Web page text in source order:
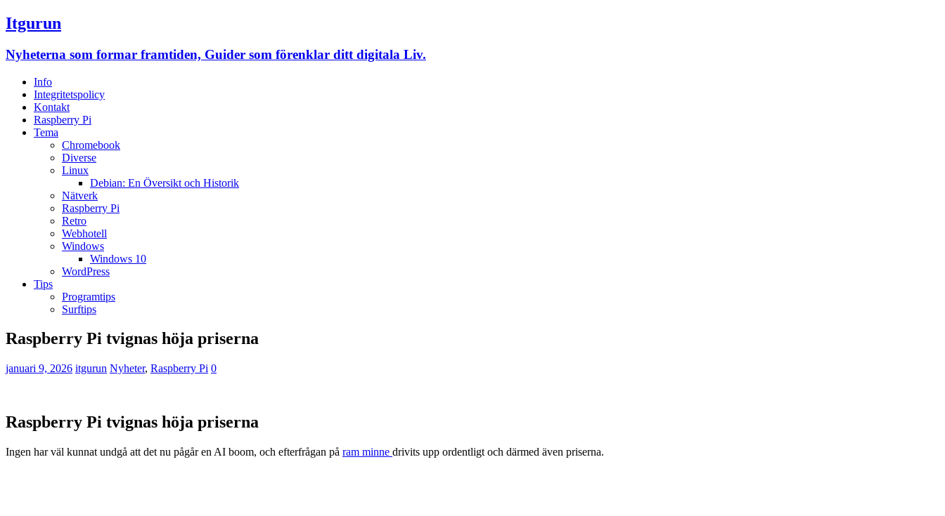
Itgurun
Nyheterna som formar framtiden, Guider som förenklar ditt digitala Liv.
Info
Integritetspolicy
Kontakt
Raspberry Pi
Tema
Chromebook
Diverse
Linux
Debian: En Översikt och Historik
Nätverk
Raspberry Pi
Retro
Webhotell
Windows
Windows 10
WordPress
Tips
Programtips
Surftips
Raspberry Pi tvignas höja priserna
januari 9, 2026 itgurun Nyheter, Raspberry Pi 0
Raspberry Pi tvignas höja priserna
Ingen har väl kunnat undgå att det nu pågår en AI boom, och efterfrågan på ram minne drivits upp ordentligt och därmed även priserna.